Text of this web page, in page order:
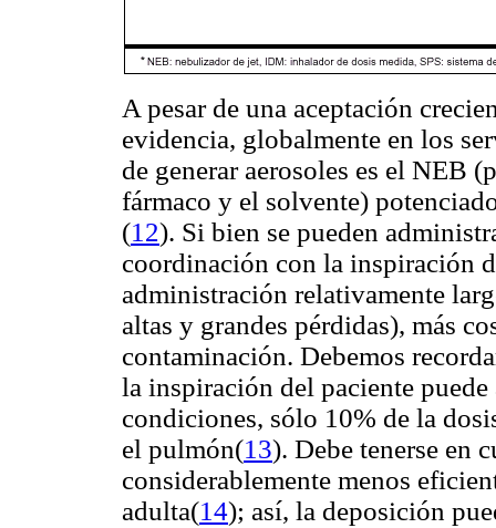
A pesar de una aceptación
evidencia, globalmente en los
de generar aerosoles es el NEB
fármaco y el solvente)
(12). Si bien se pueden
coordinación con la inspiración
administración relativamente
altas y grandes pérdidas), más
contaminación. Debemos
la inspiración del paciente puede
condiciones, sólo 10% de la
el pulmón(13). Debe tenerse en
considerablemente menos
adulta(14); así, la deposición